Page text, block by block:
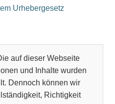
Urhebergesetz
auf dieser Webseite
und Inhalte wurden
Dennoch können wir
Richtigkeit